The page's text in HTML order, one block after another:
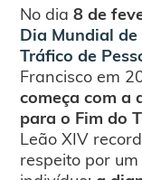
No dia8 de
Dia Mundial
Tráfico de
Francisco em
começa com a
para o Fim do
Leão XIV
respeito por